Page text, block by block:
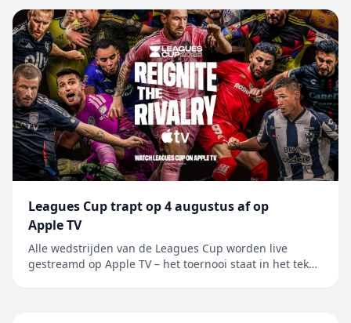
Leagues Cup trapt op 4 augustus af op
Apple TV
Alle wedstrijden van de Leagues Cup worden live
gestreamd op Apple TV – het toernooi staat in het teken